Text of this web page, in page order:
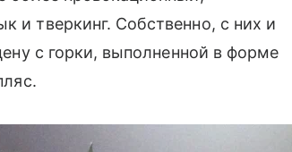
и тверкинг. Собственно, с них и
с горки, выполненной в форме